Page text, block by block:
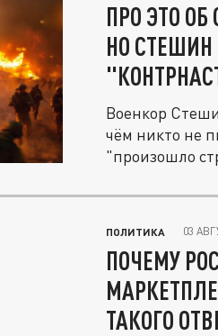
ПРО ЭТО
НО
Военкор
чём никто не
"произошло
ПОЛИТИКА 03
ПОЧЕМУ
ТАКОГО